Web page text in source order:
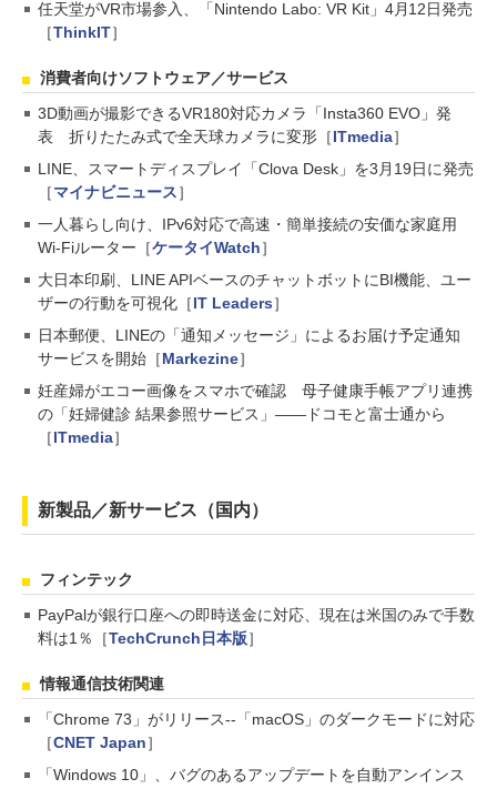
任天堂がVR市場参入、「Nintendo Labo: VR Kit」4月12日発売
［ThinkIT］
消費者向けソフトウェア／サービス
3D動画が撮影できるVR180対応カメラ「Insta360 EVO」発
表 折りたたみ式で全天球カメラに変形［ITmedia］
LINE、スマートディスプレイ「Clova Desk」を3月19日に発売
［マイナビニュース］
一人暮らし向け、IPv6対応で高速・簡単接続の安価な家庭用
Wi-Fiルーター［ケータイWatch］
大日本印刷、LINE APIベースのチャットボットにBI機能、ユー
ザーの行動を可視化［IT Leaders］
日本郵便、LINEの「通知メッセージ」によるお届け予定通知
サービスを開始［Markezine］
妊産婦がエコー画像をスマホで確認 母子健康手帳アプリ連携
の「妊婦健診 結果参照サービス」――ドコモと富士通から
［ITmedia］
新製品／新サービス（国内）
フィンテック
PayPalが銀行口座への即時送金に対応、現在は米国のみで手数
料は1％［TechCrunch日本版］
情報通信技術関連
「Chrome 73」がリリース--「macOS」のダークモードに対応
［CNET Japan］
「Windows 10」、バグのあるアップデートを自動アンインス